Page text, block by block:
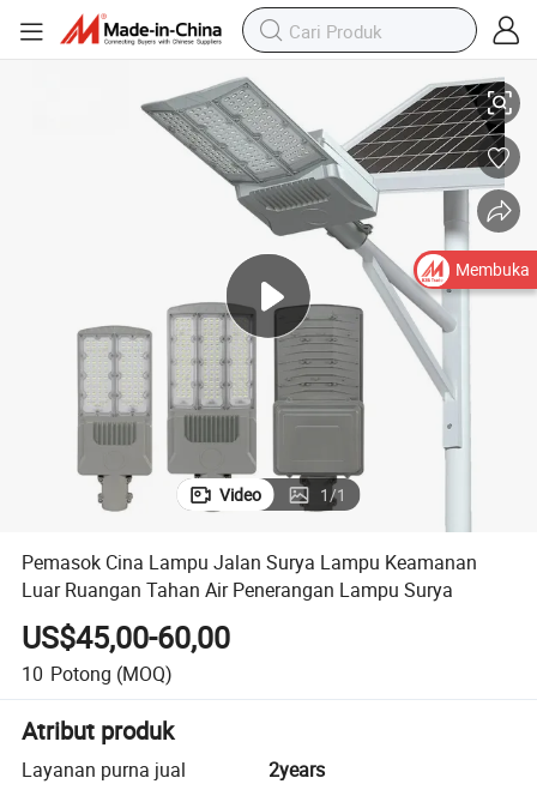
Video 1/1
Pemasok Cina Lampu Jalan Surya Lampu Keamanan
Luar Ruangan Tahan Air Penerangan Lampu Surya
US$45,00-60,00
10 Potong (MOQ)
Atribut produk
Layanan purna jual
2years
Membuka